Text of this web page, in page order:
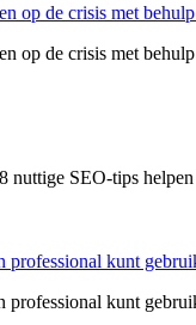
op de crisis met
op de crisis met
nuttige SEO-tips
professional kunt
professional kunt